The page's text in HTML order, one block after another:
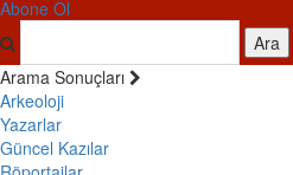
Abone Ol
Ara
Arama Sonuçları
Arkeoloji
Yazarlar
Güncel Kazılar